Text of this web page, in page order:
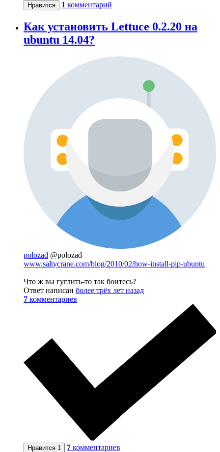
Нравится 1 комментарий
Как установить Lettuce 0.2.20 на
ubuntu 14.04?
polozad @polozad
www.saltycrane.com/blog/2010/02/how-install-pip-ubuntu
Что ж вы гуглить-то так боитесь?
Ответ написан более трёх лет назад
7 комментариев
Нравится 1 7 комментариев